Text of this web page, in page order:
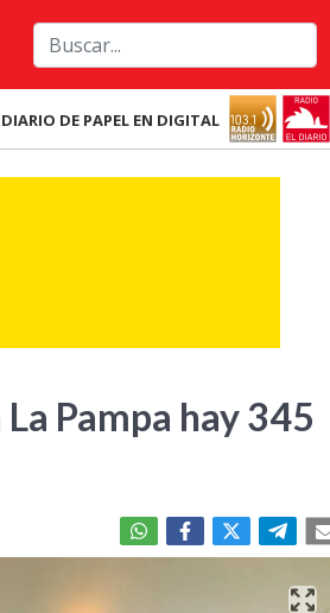
DIARIO DE PAPEL EN DIGITAL
Pampa hay 345